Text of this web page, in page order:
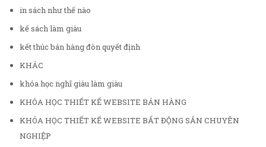
in sách như thế nào
kế sách làm giàu
kết thúc bán hàng đòn quyết định
KHÁC
khóa học nghĩ giàu làm giàu
KHÓA HỌC THIẾT KẾ WEBSITE BÁN HÀNG
KHÓA HỌC THIẾT KẾ WEBSITE BẤT ĐỘNG SẢN CHUYÊN
NGHIỆP